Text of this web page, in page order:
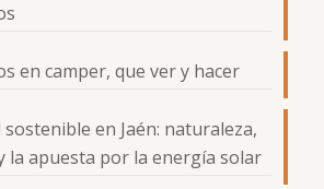
en camper, que ver y hacer
en Jaén: naturaleza,
la apuesta por la energía solar